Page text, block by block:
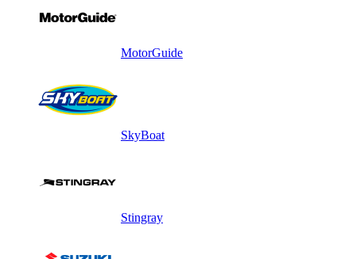
MotorGuide
SkyBoat
Stingray